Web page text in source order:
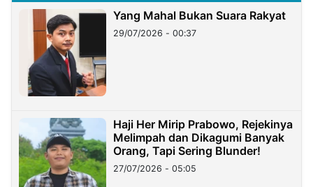
Yang Mahal Bukan Suara Rakyat
29/07/2026 - 00:37
Haji Her Mirip Prabowo, Rejekinya
Melimpah dan Dikagumi Banyak
Orang, Tapi Sering Blunder!
27/07/2026 - 05:05